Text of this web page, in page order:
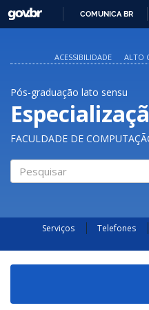
GOVBR
COMUNICA BR
ACESSIBILIDADE
ALTO
Pós-graduação lato sensu
FACULDADE DE
Serviços Telefones